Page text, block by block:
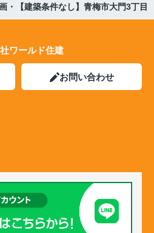
・【建築条件なし】青梅市大門3丁目
ワールド住建
お問い合わせ